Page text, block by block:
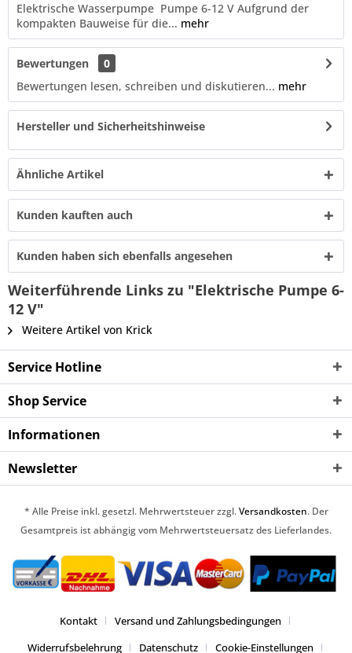
Elektrische Wasserpumpe Pumpe 6-12 V Aufgrund der
kompakten Bauweise für die... mehr
Bewertungen
0
Bewertungen lesen, schreiben und diskutieren... mehr
Hersteller und Sicherheitshinweise
Ähnliche Artikel
Kunden kauften auch
Kunden haben sich ebenfalls angesehen
Weiterführende Links zu "Elektrische Pumpe 6-
12 V"
Weitere Artikel von Krick
Service Hotline
Shop Service
Informationen
Newsletter
* Alle Preise inkl. gesetzl. Mehrwertsteuer zzgl.Versandkosten. Der
Gesamtpreis ist abhängig vom Mehrwertsteuersatz des Lieferlandes.
Kontakt
Versand und Zahlungsbedingungen
Widerrufsbelehrung
Datenschutz Cookie-Einstellungen